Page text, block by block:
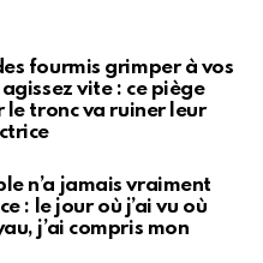
fourmis grimper à vos
vite : ce piège
le tronc va ruiner leur
n’a jamais vraiment
: le jour où j’ai vu où
j’ai compris mon